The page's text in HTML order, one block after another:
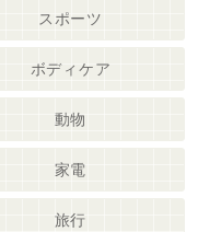
スポーツ
ボディケア
動物
家電
旅行